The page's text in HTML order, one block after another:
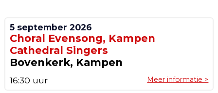
5 september 2026
Choral Evensong, Kampen
Cathedral Singers
Bovenkerk, Kampen
Meer informatie >
16:30 uur